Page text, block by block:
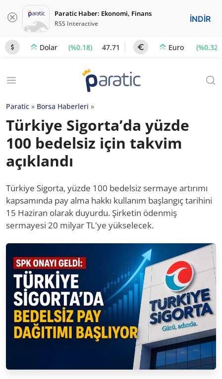
Paratic Haber: Ekonomi, Finans
RSS Interactive İNDİR
Dolar (%0.18) 47.71 Euro (%0.32)
Paratic » Borsa Haberleri »
Türkiye Sigorta’da yüzde
100 bedelsiz için takvim
açıklandı
Türkiye Sigorta, yüzde 100 bedelsiz sermaye artırımı
kapsamında pay alma hakkı kullanım başlangıç tarihini
15 Haziran olarak duyurdu. Şirketin ödenmiş
sermayesi 20 milyar TL'ye yükselecek.